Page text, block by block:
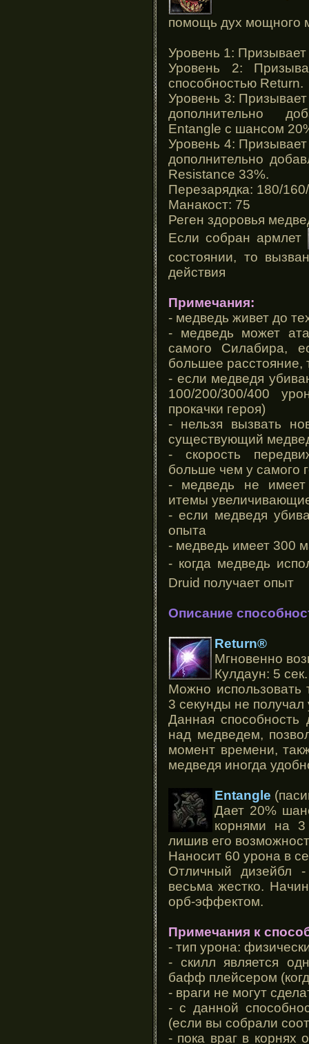
помощь дух мощного
Уровень 1:
Уровень 2:
способностью Return.
Уровень 3:
дополнительно
Entangle с шансом
Уровень 4:
дополнительно
Resistance 33%.
Перезарядка: 180/
Манакост: 75
Реген здоровья
Если собран армлет
состоянии, то
действия
Примечания:
- медведь живет до
- медведь может
самого Силабира,
большее расстояние,
- если медведя
100/200/300/400
прокачки героя)
- нельзя вызвать
существующий
- скорость
больше чем у самого
- медведь не имеет
итемы
- если медведя
опыта
- медведь имеет 300
- когда медведь
Druid получает опыт
Описание
Return®
Мгновенно
Кулдаун: 5 сек.
Можно использовать
3 секунды не получал
Данная
над медведем,
момент времени,
медведя иногда
Entangle
Дает 20%
корнями на 3
лишив его
Наносит 60 урона в
Отличный дизейбл
весьма жестко.
орб-эффектом.
Примечания к
- тип урона:
- скилл является
бафф плейсером
- враги не могут
- с данной
(если вы собрали
- пока враг в корнях